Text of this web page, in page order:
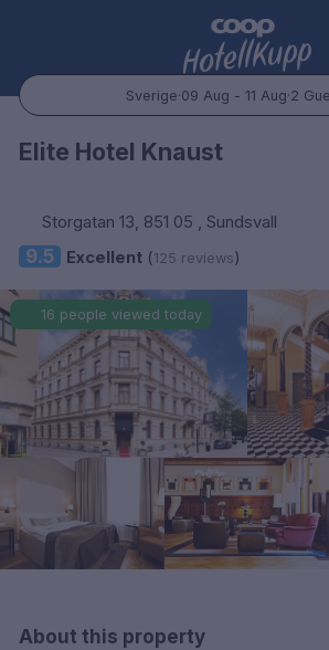
Sverige·09 Aug - 11 Aug·2
Popular Destinations:
Oslo
Bergen
Trondheim
Hele Sverige
Stockholm
Göteborg
Hele Danmark
Elite Hotel Knaust
Storgatan 13, 851 05 , Sundsvall
9.5 Excellent(125 reviews)
16 people viewed today
About this property